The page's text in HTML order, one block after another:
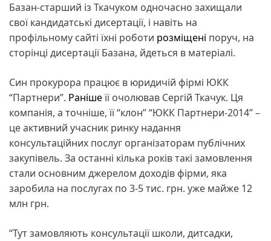
Базан-старший із Ткачуком одночасно захищали
свої кандидатські дисертації, і навіть на
профільному сайті їхні роботи розміщені поруч, на
сторінці дисертації Базана, йдеться в матеріалі.
​Син прокурора працює в юридичій фірмі ЮКК
“Партнери”. Ранішеїї очолював Сергій Ткачук. Ця
компанія, а точніше, її “клон” “ЮКК Партнери-2014” –
це активний учасник ринку надання
консультаційних послуг організаторам публічних
закупівель. За останні кілька років такі замовлення
стали основним джерелом доходів фірми, яка
заробила на послугах по 3-5 тис. грн. уже майже 12
млн грн.
“Тут замовляють консультації школи, дитсадки,